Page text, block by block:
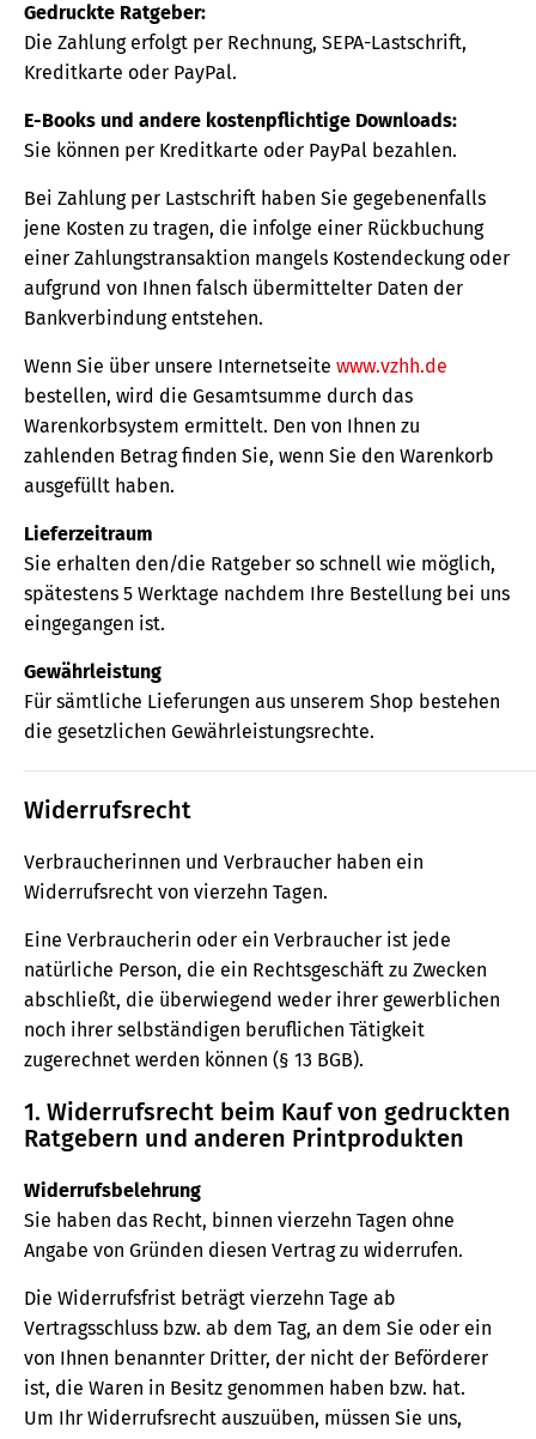
Gedruckte Ratgeber:
Die Zahlung erfolgt per Rechnung, SEPA-Lastschrift,
Kreditkarte oder PayPal.
E-Books und andere kostenpflichtige Downloads:
Sie können per Kreditkarte oder PayPal bezahlen.
Bei Zahlung per Lastschrift haben Sie gegebenenfalls
jene Kosten zu tragen, die infolge einer Rückbuchung
einer Zahlungstransaktion mangels Kostendeckung oder
aufgrund von Ihnen falsch übermittelter Daten der
Bankverbindung entstehen.
Wenn Sie über unsere Internetseite www.vzhh.de
bestellen, wird die Gesamtsumme durch das
Warenkorbsystem ermittelt. Den von Ihnen zu
zahlenden Betrag finden Sie, wenn Sie den Warenkorb
ausgefüllt haben.
Lieferzeitraum
Sie erhalten den/die Ratgeber so schnell wie möglich,
spätestens 5 Werktage nachdem Ihre Bestellung bei uns
eingegangen ist.
Gewährleistung
Für sämtliche Lieferungen aus unserem Shop bestehen
die gesetzlichen Gewährleistungsrechte.
Widerrufsrecht
Verbraucherinnen und Verbraucher haben ein
Widerrufsrecht von vierzehn Tagen.
Eine Verbraucherin oder ein Verbraucher ist jede
natürliche Person, die ein Rechtsgeschäft zu Zwecken
abschließt, die überwiegend weder ihrer gewerblichen
noch ihrer selbständigen beruflichen Tätigkeit
zugerechnet werden können (§ 13 BGB).
1. Widerrufsrecht beim Kauf von gedruckten
Ratgebern und anderen Printprodukten
Widerrufsbelehrung
Sie haben das Recht, binnen vierzehn Tagen ohne
Angabe von Gründen diesen Vertrag zu widerrufen.
Die Widerrufsfrist beträgt vierzehn Tage ab
Vertragsschluss bzw. ab dem Tag, an dem Sie oder ein
von Ihnen benannter Dritter, der nicht der Beförderer
ist, die Waren in Besitz genommen haben bzw. hat.
Um Ihr Widerrufsrecht auszuüben, müssen Sie uns,